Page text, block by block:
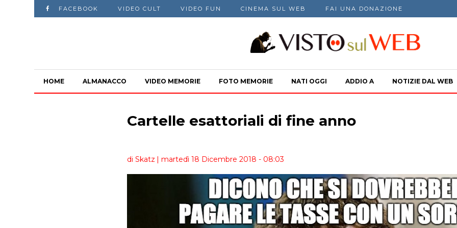
FACEBOOK VIDEO CULT VIDEO FUN CINEMA SUL WEB FAI UNA DONAZIONE
HOME ALMANACCO VIDEO MEMORIE FOTO MEMORIE NATI OGGI ADDIO A NOTIZIE DAL WEB
Cartelle esattoriali di fine anno
di Skatz | martedì 18 Dicembre 2018 - 08:03